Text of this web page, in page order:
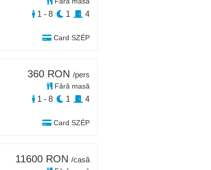
Card SZÉP
1 - 8 1 4
Card SZÉP
360 RON /pers
Fără masă
1 - 8 1 4
11600 RON /casă